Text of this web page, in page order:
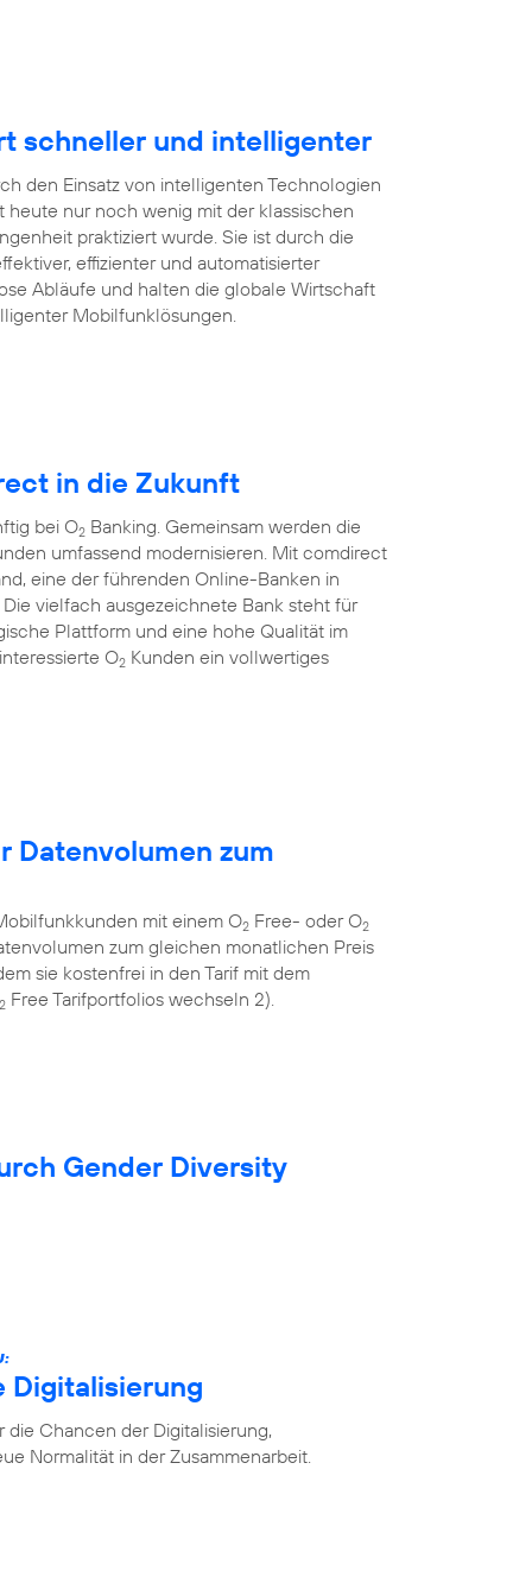
schneller und intelligenter
den Einsatz von intelligenten Technologien
nur noch wenig mit der klassischen
praktiziert wurde. Sie ist durch die
effizienter und automatisierter
Abläufe und halten die globale Wirtschaft
Mobilfunklösungen.
in die Zukunft
bei O2 Banking. Gemeinsam werden die
umfassend modernisieren. Mit comdirect
eine der führenden Online-Banken in
vielfach ausgezeichnete Bank steht für
Plattform und eine hohe Qualität im
O2 Kunden ein vollwertiges
Datenvolumen zum
mit einem O2 Free- oder O2
zum gleichen monatlichen Preis
sie kostenfrei in den Tarif mit dem
2 Free Tarifportfolios wechseln 2).
Gender Diversity
Digitalisierung
Chancen der Digitalisierung,
Normalität in der Zusammenarbeit.